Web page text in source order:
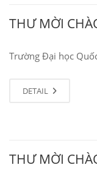
THƯ MỜI
Trường Đại học
DETAIL
THƯ MỜI